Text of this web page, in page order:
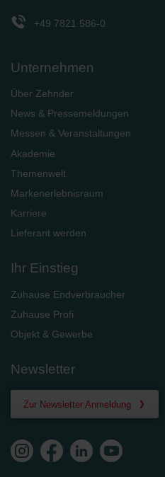
+49 7821 586-0
Unternehmen
Über Zehnder
News & Pressemeldungen
Messen & Veranstaltungen
Akademie
Themenwelt
Markenerlebnisraum
Karriere
Lieferant werden
Ihr Einstieg
Zuhause Endverbraucher
Zuhause Profi
Objekt & Gewerbe
Newsletter
Zur Newsletter Anmeldung